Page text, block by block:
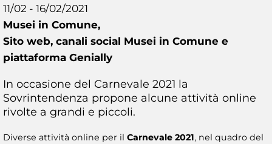
11/02 - 16/02/2021
Musei in Comune,
Sito web, canali social Musei in Comune e
piattaforma Genially
In occasione del Carnevale 2021 la
Sovrintendenza propone alcune attività online
rivolte a grandi e piccoli.
Diverse attività online per il Carnevale 2021, nel quadro del